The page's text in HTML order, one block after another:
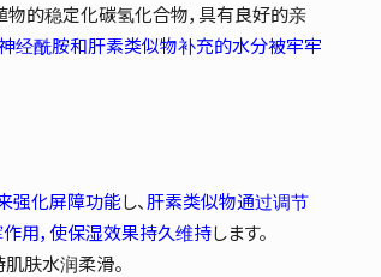
的稳定化碳氢化合物，具有良好的亲
经酰胺和肝素类似物补充的水分被牢牢
强化屏障功能し、 肝素类似物通过调节
用，使保湿效果持久维持します。
肤水润柔滑。